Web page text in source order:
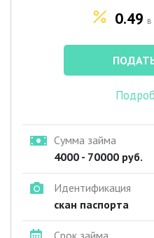
0.49
Сумма займа
4000 - 70000 руб.
Идентификация
скан паспорта